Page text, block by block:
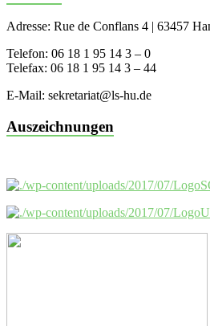
Adresse: Rue de Conflans 4 | 63457
Telefon: 06 18 1 95 14 3 – 0
Telefax: 06 18 1 95 14 3 – 44
E-Mail: sekretariat@ls-hu.de
Auszeichnungen